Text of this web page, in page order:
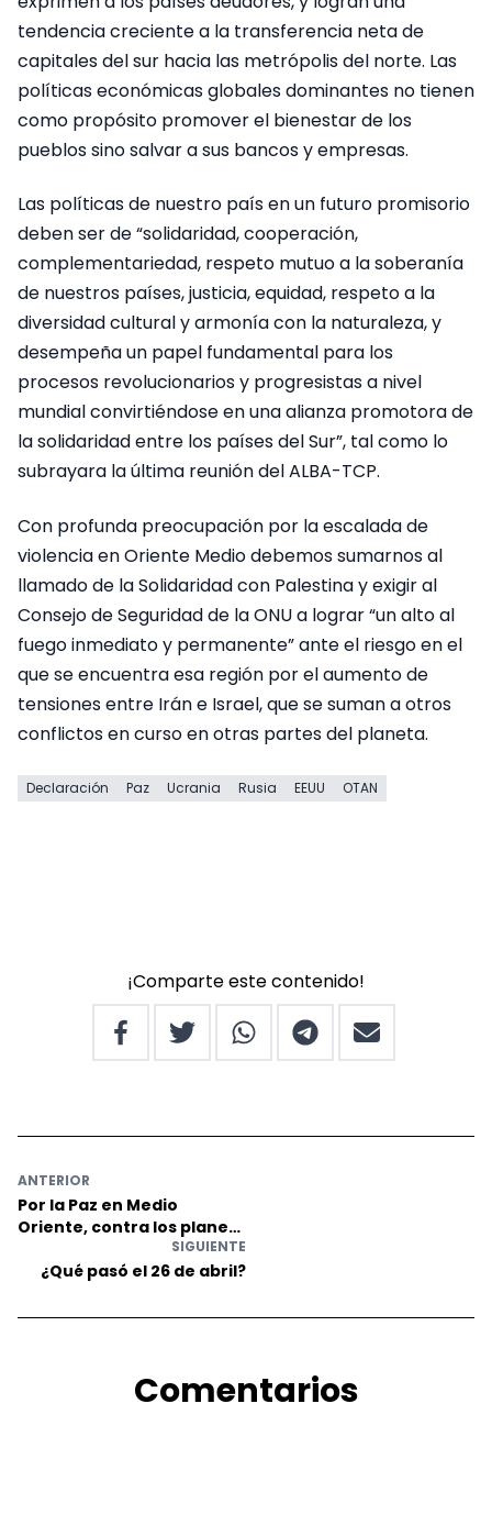
tendencia creciente a la transferencia neta de
capitales del sur hacia las metrópolis del norte. Las
políticas económicas globales dominantes no tienen
como propósito promover el bienestar de los
pueblos sino salvar a sus bancos y empresas.
Las políticas de nuestro país en un futuro promisorio
deben ser de “solidaridad, cooperación,
complementariedad, respeto mutuo a la soberanía
de nuestros países, justicia, equidad, respeto a la
diversidad cultural y armonía con la naturaleza, y
desempeña un papel fundamental para los
procesos revolucionarios y progresistas a nivel
mundial convirtiéndose en una alianza promotora de
la solidaridad entre los países del Sur”, tal como lo
subrayara la última reunión del ALBA-TCP.
Con profunda preocupación por la escalada de
violencia en Oriente Medio debemos sumarnos al
llamado de la Solidaridad con Palestina y exigir al
Consejo de Seguridad de la ONU a lograr “un alto al
fuego inmediato y permanente” ante el riesgo en el
que se encuentra esa región por el aumento de
tensiones entre Irán e Israel, que se suman a otros
conflictos en curso en otras partes del planeta.
Declaración Paz Ucrania Rusia EEUU OTAN
¡Comparte este contenido!
ANTERIOR
Por la Paz en Medio
Oriente, contra los planes
SIGUIENTE
¿Qué pasó el 26 de abril?
Comentarios